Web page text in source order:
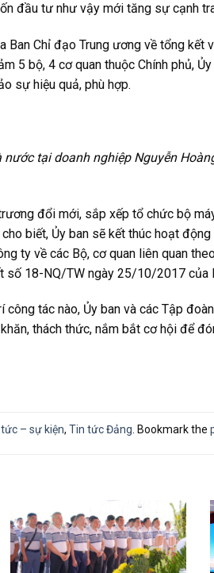
đầu tư như vậy mới tăng sự cạnh
Ban Chỉ đạo Trung ương về tổng
5 bộ, 4 cơ quan thuộc Chính phủ,
sự hiệu quả, phù hợp.
nước tại doanh nghiệp Nguyễn
đổi mới, sắp xếp tổ chức bộ
biết, Ủy ban sẽ kết thúc hoạt
ty về các Bộ, cơ quan liên quan
số 18-NQ/TW ngày 25/10/2017 của
công tác nào, Ủy ban và các Tập
thách thức, nắm bắt cơ hội để
– sự kiện, Tin tức Đảng . Bookmark the